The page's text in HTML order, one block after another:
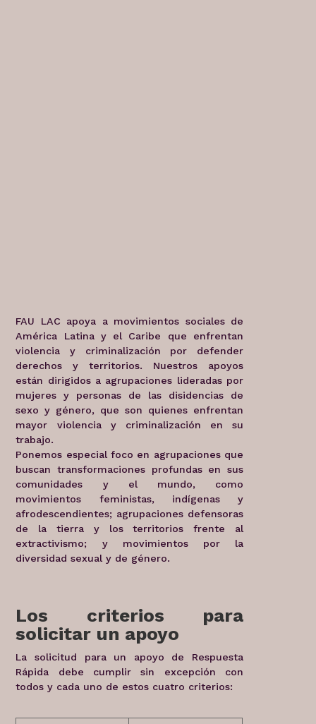
FAU LAC apoya a movimientos sociales de
América Latina y el Caribe que enfrentan
violencia y criminalización por defender
derechos y territorios. Nuestros apoyos
están dirigidos a agrupaciones lideradas por
mujeres y personas de las disidencias de
sexo y género, que son quienes enfrentan
mayor violencia y criminalización en su
trabajo.
Ponemos especial foco en agrupaciones que
buscan transformaciones profundas en sus
comunidades y el mundo, como
movimientos feministas, indígenas y
afrodescendientes; agrupaciones defensoras
de la tierra y los territorios frente al
extractivismo; y movimientos por la
diversidad sexual y de género.
Los criterios para
solicitar un apoyo
La solicitud para un apoyo de Respuesta
Rápida debe cumplir sin excepción con
todos y cada uno de estos cuatro criterios: